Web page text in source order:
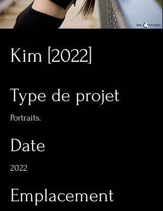
Kim [2022]
Type de projet
Portraits.
Date
2022
Emplacement